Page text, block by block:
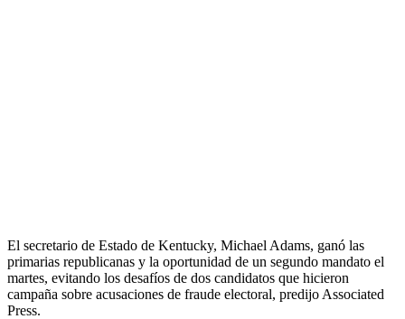
El secretario de Estado de Kentucky, Michael Adams, ganó las
primarias republicanas y la oportunidad de un segundo mandato el
martes, evitando los desafíos de dos candidatos que hicieron
campaña sobre acusaciones de fraude electoral, predijo Associated
Press.